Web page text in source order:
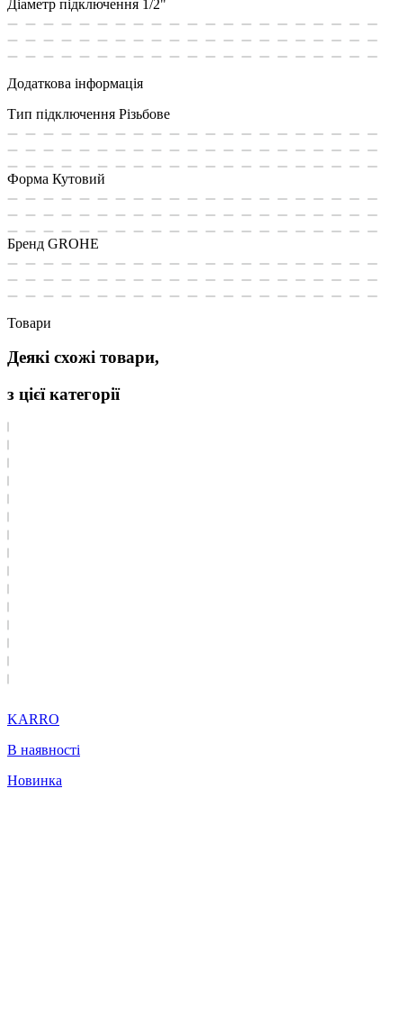
Діаметр підключення 1/2"
Додаткова інформація
Тип підключення Різьбове
Форма Кутовий
Бренд GROHE
Товари
Деякі схожі товари,
з цієї категорії
KARRO
В наявності
Новинка